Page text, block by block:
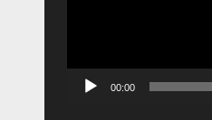
00:00